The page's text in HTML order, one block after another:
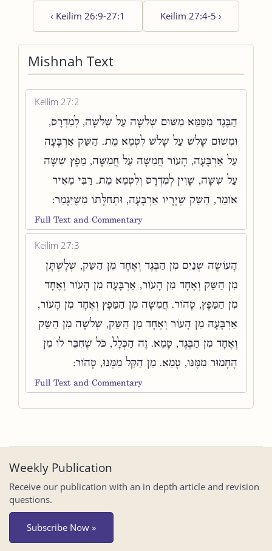
‹ Keilim 26:9-27:1 Keilim 27:4-5 ›
Mishnah Text
Keilim 27:2
הַבֶּגֶד מִטַּמֵּא מִשּׁוּם שְׁלֹשָׁה עַל שְׁלֹשָׁה, לְמִדְרָס,
וּמִשּׁוּם שָׁלֹשׁ עַל שָׁלֹשׁ לִטְמֵא מֵת. הַשַּׂק אַרְבָּעָה
עַל אַרְבָּעָה, הָעוֹר חֲמִשָּׁה עַל חֲמִשָּׁה, מַפָּץ שִׁשָּׁה
עַל שִׁשָּׁה, שָׁוִין לְמִדְרָס וְלִטְמֵא מֵת. רַבִּי מֵאִיר
אוֹמֵר, הַשַּׂק שְׁיָרָיו אַרְבָּעָה, וּתְחִלָּתוֹ מִשֶּׁיִּגָּמֵר:
Full Text and Commentary
Keilim 27:3
הָעוֹשֶׂה שְׁנַיִם מִן הַבֶּגֶד וְאֶחָד מִן הַשַּׂק, שְׁלָשְׁתָּן
מִן הַשַּׂק וְאֶחָד מִן הָעוֹר, אַרְבָּעָה מִן הָעוֹר וְאֶחָד
מִן הַמַּפָּץ, טָהוֹר. חֲמִשָּׁה מִן הַמַּפָּץ וְאֶחָד מִן הָעוֹר,
אַרְבָּעָה מִן הָעוֹר וְאֶחָד מִן הַשַּׂק, שְׁלֹשָׁה מִן הַשַּׂק
וְאֶחָד מִן הַבֶּגֶד, טָמֵא. זֶה הַכְּלָל, כֹּל שֶׁחִבֵּר לוֹ מִן
הֶחָמוּר מִמֶּנּוּ, טָמֵא. מִן הַקַּל מִמֶּנּוּ, טָהוֹר:
Full Text and Commentary
Weekly Publication
Receive our publication with an in depth article and revision
questions.
Subscribe Now »